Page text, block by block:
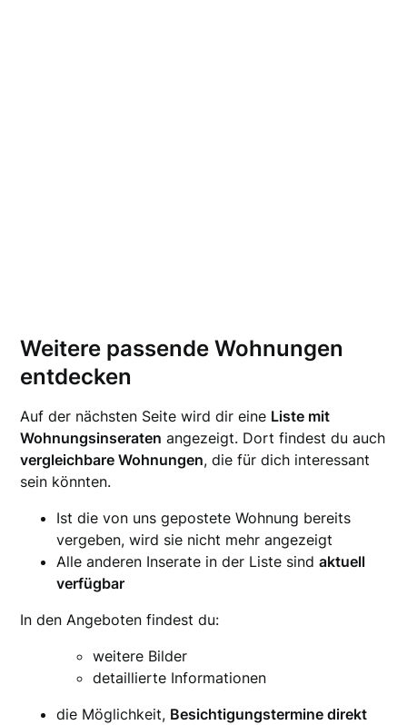
Weitere passende Wohnungen
entdecken
Auf der nächsten Seite wird dir eine Liste mit
Wohnungsinseraten angezeigt. Dort findest du auch
vergleichbare Wohnungen, die für dich interessant
sein könnten.
Ist die von uns gepostete Wohnung bereits
vergeben, wird sie nicht mehr angezeigt
Alle anderen Inserate in der Liste sindaktuell
verfügbar
In den Angeboten findest du:
weitere Bilder
detaillierte Informationen
die Möglichkeit, Besichtigungstermine direkt